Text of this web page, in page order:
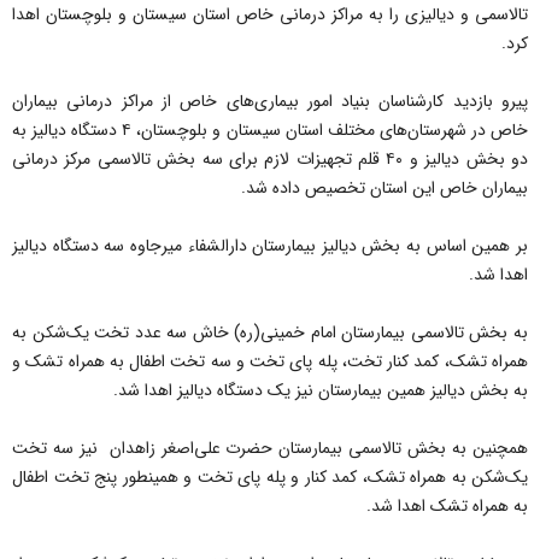
تالاسمی و دیالیزی را به مراکز درمانی خاص استان سیستان و بلوچستان اهدا
کرد.
پیرو بازدید کارشناسان بنیاد امور بیماری‌های خاص از مراکز درمانی بیماران
خاص در شهرستان‌های مختلف استان سیستان و بلوچستان، ۴ دستگاه دیالیز به
دو بخش دیالیز و ۴۰ قلم تجهیزات لازم برای سه بخش تالاسمی مرکز درمانی
بیماران خاص این استان تخصیص داده شد.
بر همین اساس به بخش دیالیز بیمارستان دارالشفاء میرجاوه سه دستگاه دیالیز
اهدا شد.
به بخش تالاسمی بیمارستان امام خمینی(ره) خاش سه عدد تخت یک‌شکن به
همراه تشک، کمد کنار تخت، پله پای تخت و سه تخت اطفال به همراه تشک و
به بخش دیالیز همین بیمارستان نیز یک دستگاه دیالیز اهدا شد.
همچنین به بخش تالاسمی بیمارستان حضرت علی‌اصغر زاهدان نیز سه تخت
یک‌شکن به همراه تشک، کمد کنار و پله پای تخت و همینطور پنج تخت اطفال
به همراه تشک اهدا شد.